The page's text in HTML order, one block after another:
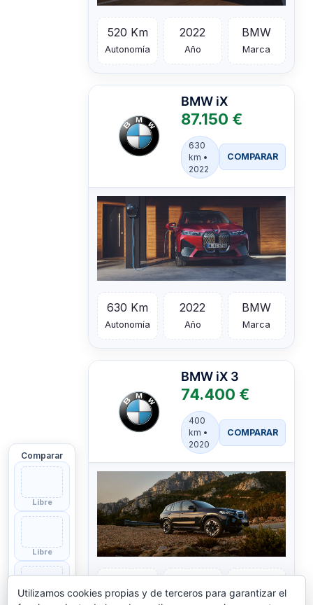
520 Km
Autonomía
2022
Año
BMW
Marca
BMW iX
87.150 €
630
km •
2022
COMPARAR
630 Km
Autonomía
2022
Año
BMW
Marca
BMW iX 3
74.400 €
400
km •
2020
COMPARAR
Autonomía Año Marca
Comparar
Libre
Libre
Libre
Utilizamos cookies propias y de terceros para garantizar el